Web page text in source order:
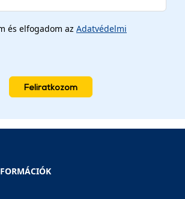
és elfogadom az Adatvédelmi
Feliratkozom